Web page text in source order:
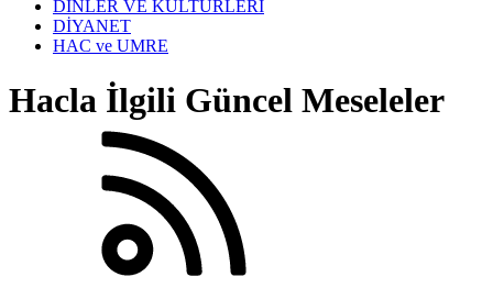
DİNLER VE KÜLTÜRLERİ
DİYANET
HAC ve UMRE
Hacla İlgili Güncel Meseleler